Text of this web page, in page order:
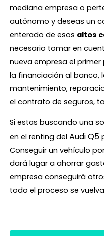
mediana empresa o
autónomo y deseas un
enterado de esos altos
necesario tomar en
nueva empresa el
la financiación al banco,
mantenimiento,
el contrato de seguros,
Si estas buscando una
en el renting del Audi Q5
Conseguir un vehículo
dará lugar a ahorrar
empresa conseguirá
todo el proceso se